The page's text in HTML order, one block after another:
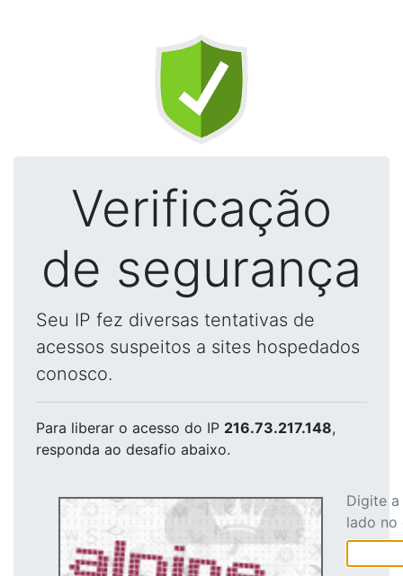
Verificação
de segurança
Seu IP fez diversas tentativas de
acessos suspeitos a sites hospedados
conosco.
Para liberar o acesso do IP 216.73.217.148,
responda ao desafio abaixo.
Digite
lado no